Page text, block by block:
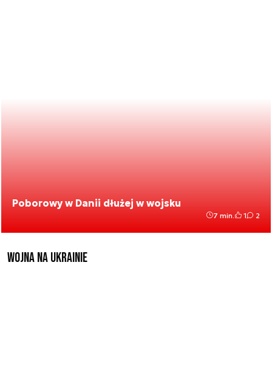
Poborowy w Danii dłużej w wojsku
7 min. 1 2
Wojna na Ukrainie